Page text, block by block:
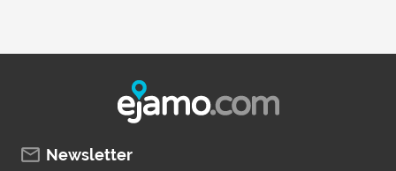
Newsletter